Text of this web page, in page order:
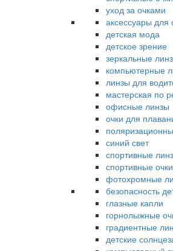
уход за очками
аксессуары для
детская мода
детское зрение
зеркальные
компьютерные
линзы для
мастерская по
офисные линзы
очки для
синий свет
спортивные
спортивные
фотохромные
безопасность
глазные капли
горнолыжные
градиентные
детские